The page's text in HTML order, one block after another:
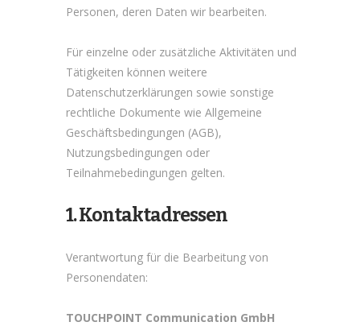
Personen, deren Daten wir bearbeiten.
Für einzelne oder zusätzliche Aktivitäten und
Tätigkeiten können weitere
Datenschutzerklärungen sowie sonstige
rechtliche Dokumente wie Allgemeine
Geschäftsbedingungen (AGB),
Nutzungsbedingungen oder
Teilnahmebedingungen gelten.
1. Kontaktadressen
Verantwortung für die Bearbeitung von
Personendaten:
TOUCHPOINT Communication GmbH